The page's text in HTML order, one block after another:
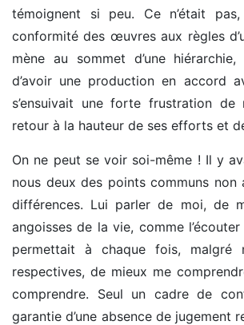
témoignent si peu. Ce n’était
conformité des œuvres aux règles
mène au sommet d’une
d’avoir une production en accord
s’ensuivait une forte frustration
retour à la hauteur de ses efforts et
On ne peut se voir soi-même ! Il y
nous deux des points communs non
différences. Lui parler de moi, de
angoisses de la vie, comme
permettait à chaque fois, malgré
respectives, de mieux me
comprendre. Seul un cadre de
garantie d’une absence de jugement